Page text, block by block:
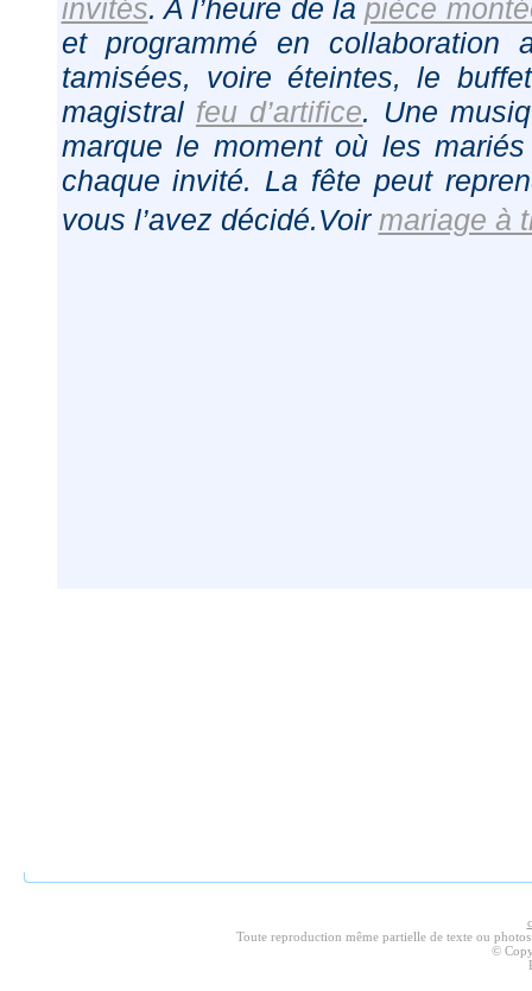
invités. A l’heure de lapièce
et programmé en collaboration
tamisées, voire éteintes, le
magistral feu d’artifice. Une
marque le moment où les
chaque invité. La fête peut
vous l’avez décidé.Voir mariage à
Toute reproduction même partielle de texte ou
©